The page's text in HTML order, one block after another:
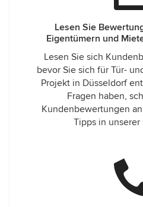
Lesen Sie
Eigentümern und
Lesen Sie sich
bevor Sie sich für Tür-
Projekt in Düsseldorf
Fragen haben,
Kundenbewertungen
Tipps in unserer